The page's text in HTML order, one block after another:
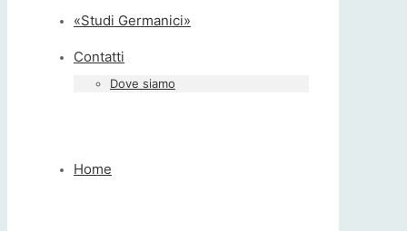
«Studi Germanici»
Contatti
Dove siamo
Home